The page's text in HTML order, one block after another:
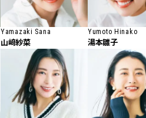
Yamazaki Sana
山﨑紗菜
Yumoto Hinako
湯本雛子